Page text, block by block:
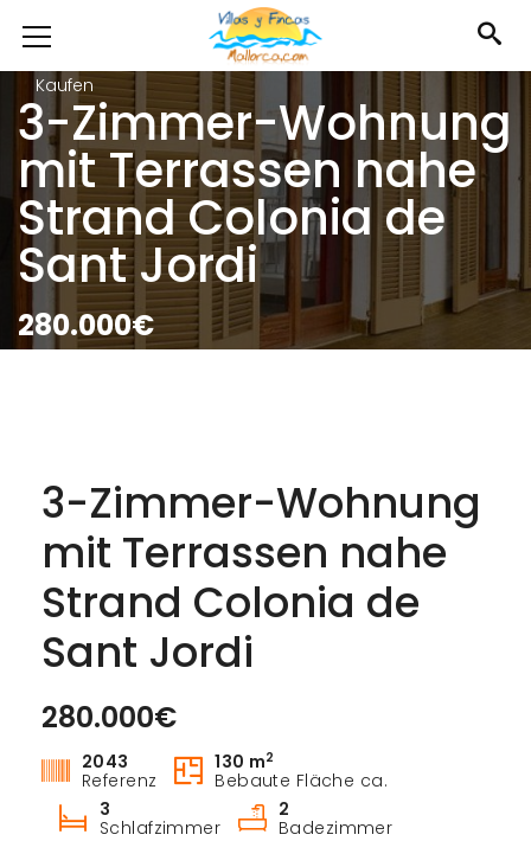
Kaufen
3-Zimmer-Wohnung
mit Terrassen nahe
Strand Colonia de
Sant Jordi
280.000€
3-Zimmer-Wohnung
mit Terrassen nahe
Strand Colonia de
Sant Jordi
280.000€
2043
Referenz
130 m2
Bebaute Fläche ca.
3
Schlafzimmer
2
Badezimmer